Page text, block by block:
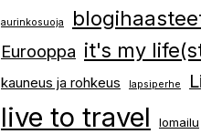
aurinkosuoja
Eurooppa it's my
kauneus ja rohkeus lapsiperhe
live to travel lomailu